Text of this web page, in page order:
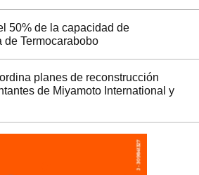
50% de la capacidad de
Termocarabobo
planes de reconstrucción
de Miyamoto International y